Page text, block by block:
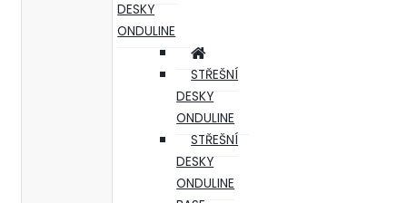
DESKY
ONDULINE
STŘEŠNÍ
DESKY
ONDULINE
STŘEŠNÍ
DESKY
ONDULINE